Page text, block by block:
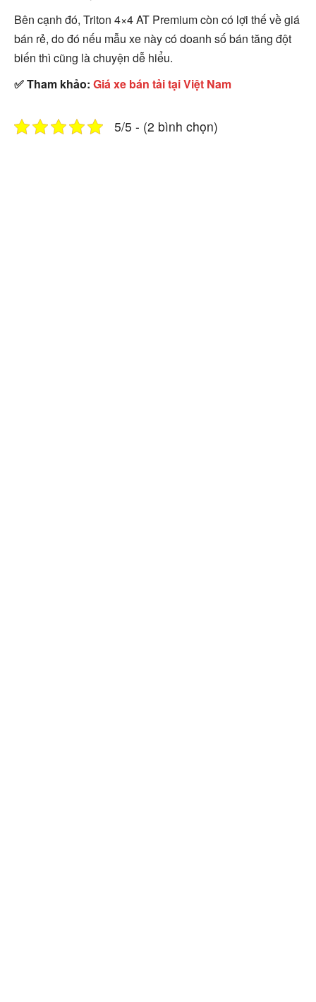
Bên cạnh đó, Triton 4×4 AT Premium còn có lợi thế về giá
bán rẻ, do đó nếu mẫu xe này có doanh số bán tăng đột
biến thì cũng là chuyện dễ hiểu.
✅ Tham khảo: Giá xe bán tải tại Việt Nam
5/5 - (2 bình chọn)